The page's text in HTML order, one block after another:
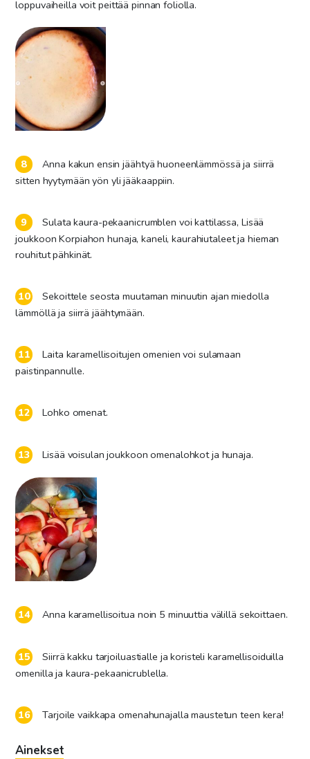
loppuvaiheilla voit peittää pinnan foliolla.
Anna kakun ensin jäähtyä huoneenlämmössä ja siirrä
sitten hyytymään yön yli jääkaappiin.
Sulata kaura-pekaanicrumblen voi kattilassa, Lisää
joukkoon Korpiahon hunaja, kaneli, kaurahiutaleet ja hieman
rouhitut pähkinät.
Sekoittele seosta muutaman minuutin ajan miedolla
lämmöllä ja siirrä jäähtymään.
Laita karamellisoitujen omenien voi sulamaan
paistinpannulle.
Lohko omenat.
Lisää voisulan joukkoon omenalohkot ja hunaja.
Anna karamellisoitua noin 5 minuuttia välillä sekoittaen.
Siirrä kakku tarjoiluastialle ja koristeli karamellisoiduilla
omenilla ja kaura-pekaanicrublella.
Tarjoile vaikkapa omenahunajalla maustetun teen kera!
Ainekset